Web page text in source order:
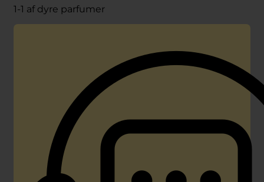
1-1 af dyre parfumer